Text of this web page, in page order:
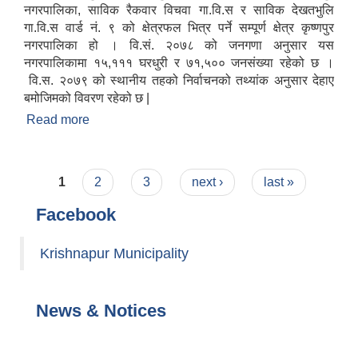
नगरपालिका, साविक रैकवार विचवा गा.वि.स र साविक देखतभुलि
गा.वि.स वार्ड नं. ९ को क्षेत्रफल भित्र पर्ने सम्पूर्ण क्षेत्र कृष्णपुर
नगरपालिका हो । वि.सं. २०७८ को जनगणा अनुसार यस
नगरपालिकामा १५,१११ घरधुरी र ७१,५०० जनसंख्या रहेको छ ।
वि.स. २०७९ को स्थानीय तहको निर्वाचनको तथ्यांक अनुसार देहाए
बमोजिमको विवरण रहेको छ |
Read more
Pages
1 2 3 next › last »
Facebook
Krishnapur Municipality
News & Notices